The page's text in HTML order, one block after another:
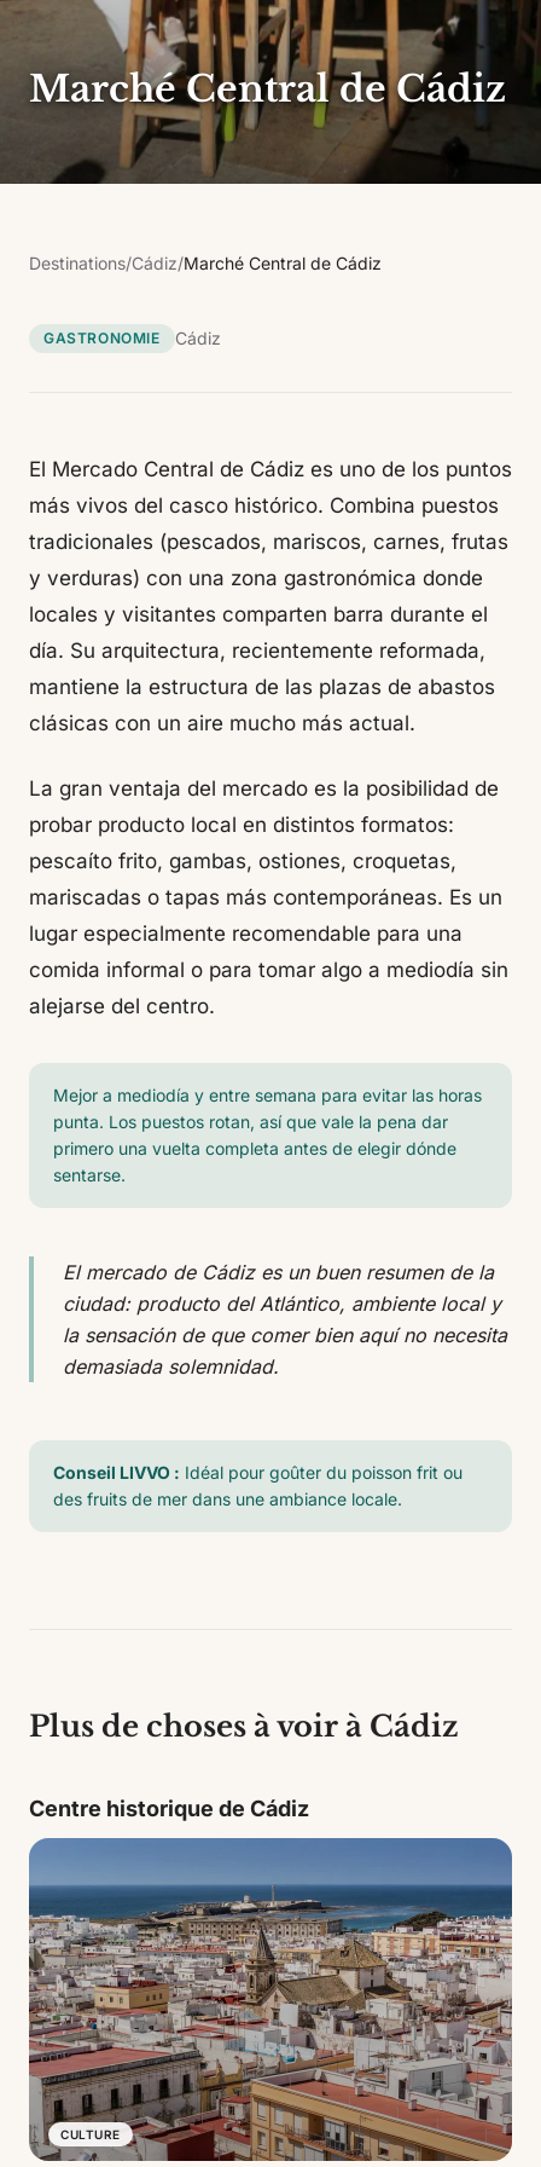
Marché Central de Cádiz
Destinations/Cádiz/Marché Central de Cádiz
GASTRONOMIE Cádiz
El Mercado Central de Cádiz es uno de los puntos
más vivos del casco histórico. Combina puestos
tradicionales (pescados, mariscos, carnes, frutas
y verduras) con una zona gastronómica donde
locales y visitantes comparten barra durante el
día. Su arquitectura, recientemente reformada,
mantiene la estructura de las plazas de abastos
clásicas con un aire mucho más actual.
La gran ventaja del mercado es la posibilidad de
probar producto local en distintos formatos:
pescaíto frito, gambas, ostiones, croquetas,
mariscadas o tapas más contemporáneas. Es un
lugar especialmente recomendable para una
comida informal o para tomar algo a mediodía sin
alejarse del centro.
Mejor a mediodía y entre semana para evitar las horas
punta. Los puestos rotan, así que vale la pena dar
primero una vuelta completa antes de elegir dónde
sentarse.
El mercado de Cádiz es un buen resumen de la
ciudad: producto del Atlántico, ambiente local y
la sensación de que comer bien aquí no necesita
demasiada solemnidad.
Conseil LIVVO : Idéal pour goûter du poisson frit ou
des fruits de mer dans une ambiance locale.
Plus de choses à voir à Cádiz
Centre historique de Cádiz
CULTURE